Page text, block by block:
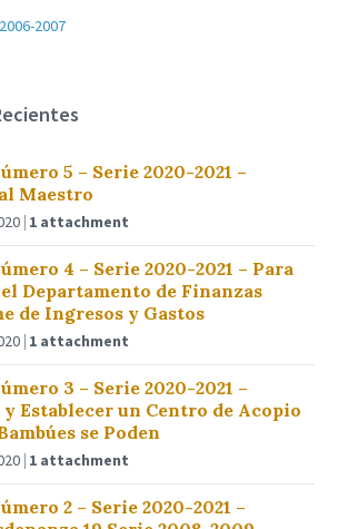
2007
5 – Serie 2020-2021 –
Maestro
1 attachment
4 – Serie 2020-2021 – Para
Departamento de Finanzas
de Ingresos y Gastos
1 attachment
3 – Serie 2020-2021 –
Establecer un Centro de Acopio
se Poden
1 attachment
2 – Serie 2020-2021 –